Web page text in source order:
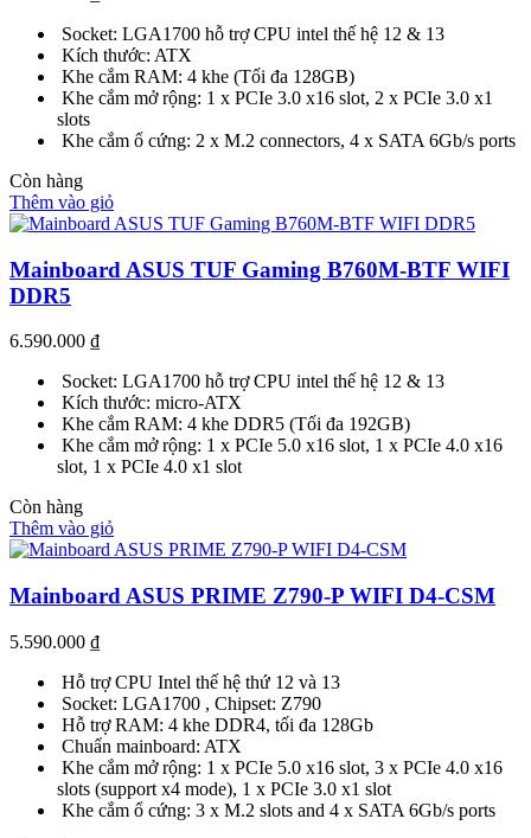
Socket: LGA1700 hỗ trợ CPU intel thế hệ 12 & 13
Kích thước: ATX
Khe cắm RAM: 4 khe (Tối đa 128GB)
Khe cắm mở rộng: 1 x PCIe 3.0 x16 slot, 2 x PCIe 3.0 x1
slots
Khe cắm ổ cứng: 2 x M.2 connectors, 4 x SATA 6Gb/s ports
Còn hàng
Thêm vào giỏ
Mainboard ASUS TUF Gaming B760M-BTF WIFI
DDR5
6.590.000 ₫
Socket: LGA1700 hỗ trợ CPU intel thế hệ 12 & 13
Kích thước: micro-ATX
Khe cắm RAM: 4 khe DDR5 (Tối đa 192GB)
Khe cắm mở rộng: 1 x PCIe 5.0 x16 slot, 1 x PCIe 4.0 x16
slot, 1 x PCIe 4.0 x1 slot
Còn hàng
Thêm vào giỏ
Mainboard ASUS PRIME Z790-P WIFI D4-CSM
5.590.000 ₫
Hỗ trợ CPU Intel thế hệ thứ 12 và 13
Socket: LGA1700 , Chipset: Z790
Hỗ trợ RAM: 4 khe DDR4, tối đa 128Gb
Chuẩn mainboard: ATX
Khe cắm mở rộng: 1 x PCIe 5.0 x16 slot, 3 x PCIe 4.0 x16
slots (support x4 mode), 1 x PCIe 3.0 x1 slot
Khe cắm ổ cứng: 3 x M.2 slots and 4 x SATA 6Gb/s ports